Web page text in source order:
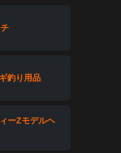
釣り用品
ーZモデルヘ